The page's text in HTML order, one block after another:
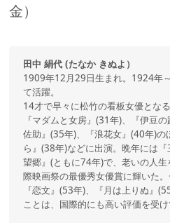
金）
田中 絹代 (たなか きぬよ）
1909年12月29日生まれ。1924年
て活躍。
14才で早々に松竹の看板女優とな
『マダムと女房』(31年)、『伊豆
佐助』(35年)、『浪花女』(40年)
ら』(38年)などに出演。晩年には
望郷』(ともに74年)で、老いの人
際映画祭の最優秀女優賞に輝いた
『恋文』(53年)、『月は上りぬ』
ことは、国際的にも高い評価を受